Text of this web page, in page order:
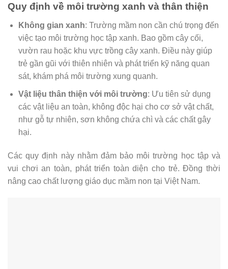
Quy định về môi trường xanh và thân thiện
Không gian xanh: Trường mầm non cần chú trọng đến
việc tạo môi trường học tập xanh. Bao gồm cây cối,
vườn rau hoặc khu vực trồng cây xanh. Điều này giúp
trẻ gần gũi với thiên nhiên và phát triển kỹ năng quan
sát, khám phá môi trường xung quanh.
Vật liệu thân thiện với môi trường: Ưu tiên sử dụng
các vật liệu an toàn, không độc hại cho cơ sở vật chất,
như gỗ tự nhiên, sơn không chứa chì và các chất gây
hại.
Các quy định này nhằm đảm bảo môi trường học tập và
vui chơi an toàn, phát triển toàn diện cho trẻ. Đồng thời
nâng cao chất lượng giáo dục mầm non tại Việt Nam.